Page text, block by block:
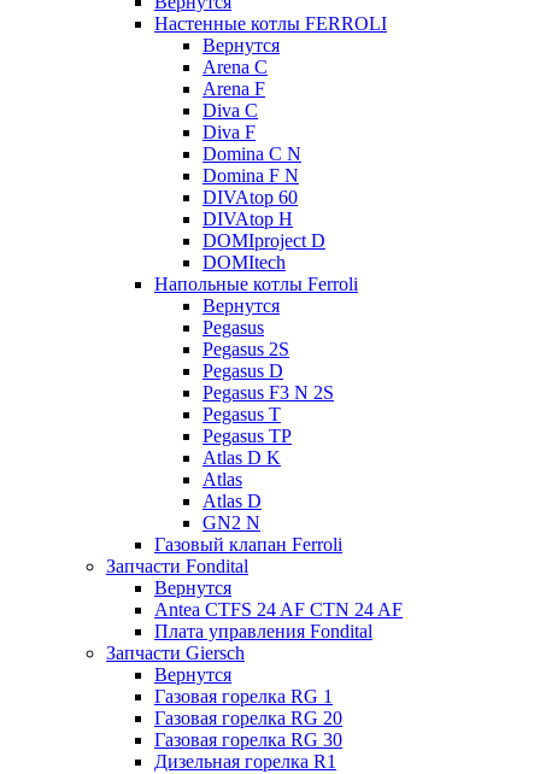
Настенные котлы FERROLI
Вернутся
Arena C
Arena F
Diva C
Diva F
Domina C N
Domina F N
DIVAtop 60
DIVAtop H
DOMIproject D
DOMItech
Напольные котлы Ferroli
Вернутся
Pegasus
Pegasus 2S
Pegasus D
Pegasus F3 N 2S
Pegasus T
Pegasus TP
Atlas D K
Atlas
Atlas D
GN2 N
Газовый клапан Ferroli
Запчасти Fondital
Вернутся
Antea CTFS 24 AF CTN 24 AF
Плата управления Fondital
Запчасти Giersch
Вернутся
Газовая горелка RG 1
Газовая горелка RG 20
Газовая горелка RG 30
Дизельная горелка R1